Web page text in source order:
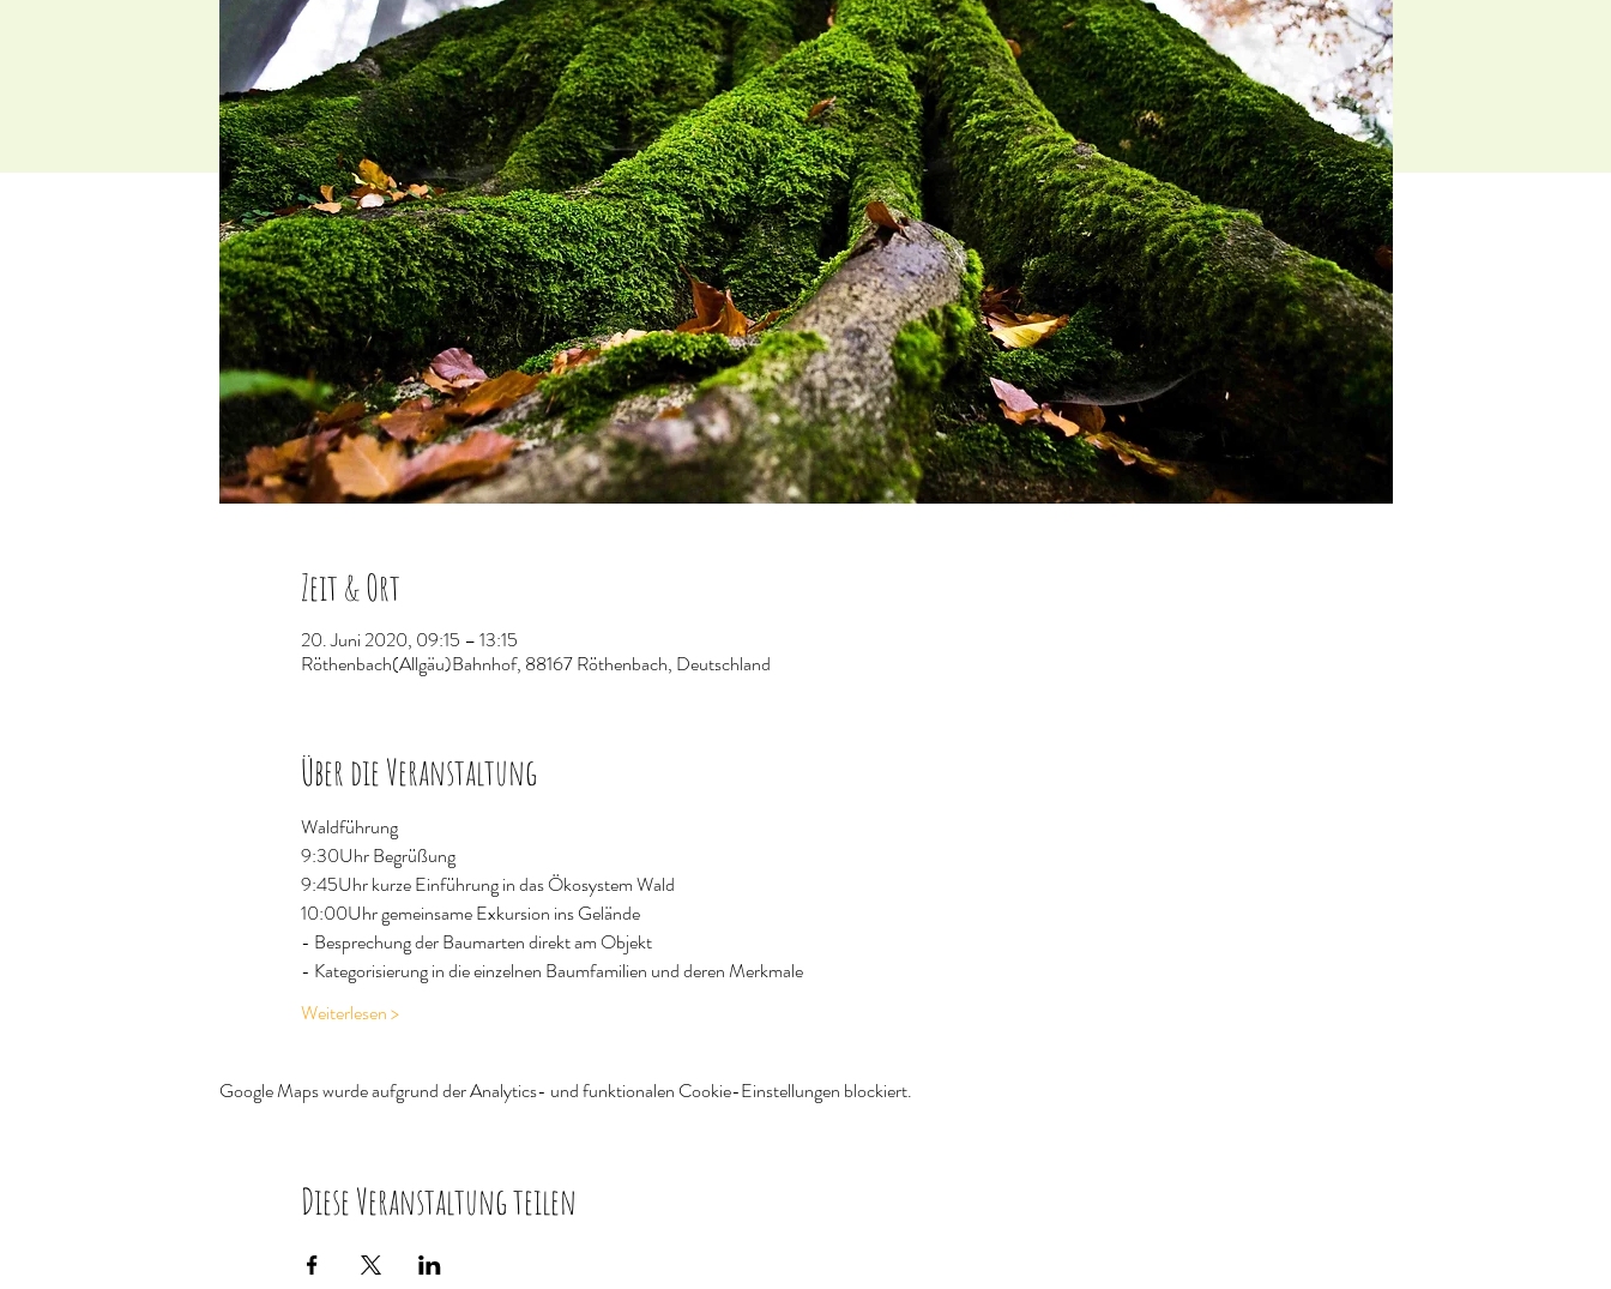
Zeit & Ort
20. Juni 2020, 09:15 – 13:15
Röthenbach(Allgäu)Bahnhof, 88167 Röthenbach, Deutschland
Über die Veranstaltung
Waldführung
9:30Uhr Begrüßung
9:45Uhr kurze Einführung in das Ökosystem Wald
10:00Uhr gemeinsame Exkursion ins Gelände
- Besprechung der Baumarten direkt am Objekt
- Kategorisierung in die einzelnen Baumfamilien und deren Merkmale
Weiterlesen >
Google Maps wurde aufgrund der Analytics- und funktionalen Cookie-Einstellungen blockiert.
Diese Veranstaltung teilen